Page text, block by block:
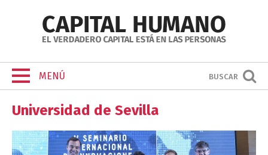
MENÚ BUSCAR
Universidad de Sevilla